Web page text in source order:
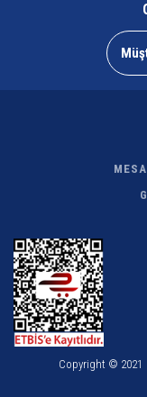
Copyright © 2021